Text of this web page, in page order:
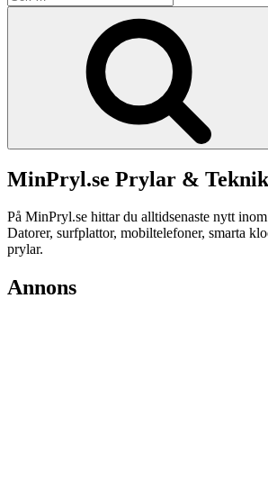
efter:
MinPryl.se Prylar & Teknik
På MinPryl.se hittar du alltidsenaste nytt
Datorer, surfplattor, mobiltelefoner, smarta
prylar.
Annons